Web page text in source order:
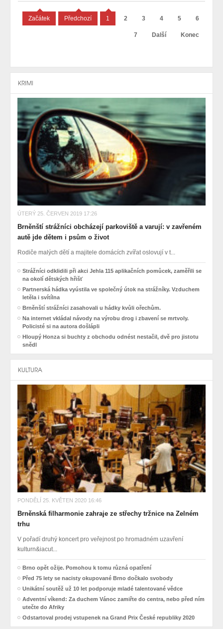
Začátek Předchozí 1 2 3 4 5 6
7 Další Konec
KRIMI
ÚTERÝ 25. ČERVEN 2019 17:26
Brněnští strážníci obcházejí parkoviště a varují: v zavřeném
autě jde dětem i psům o život
Rodiče malých dětí a majitele domácích zvířat oslovují v t...
Strážníci odklidili při akci Jehla 115 aplikačních pomůcek, zaměřili se
na okolí dětských hřišť
Partnerská hádka vyústila ve společný útok na strážníky. Vzduchem
letěla i svítílna
Brněnští strážníci zasahovali u hádky kvůli ořechům.
Na internet vkládal návody na výrobu drog i zbavení se mrtvoly.
Policisté si na autora došlápli
Hloupý Honza si buchty z obchodu odnést nestačil, dvě pro jistotu
snědl
KULTURA
PONDĚLÍ 25. KVĚTEN 2020 16:46
Brněnská filharmonie zahraje ze střechy tržnice na Zelném
trhu
V pořadí druhý koncert pro veřejnost po hromadném uzavření
kulturn&iacut...
Brno opět ožije. Pomohou k tomu různá opatření
Před 75 lety se nacisty okupované Brno dočkalo svobody
Unikátní soutěž už 10 let podporuje mladé talentované vědce
Adventní víkend: Za duchem Vánoc zamiřte do centra, nebo před ním
utečte do Afriky
Odstartoval prodej vstupenek na Grand Prix České republiky 2020